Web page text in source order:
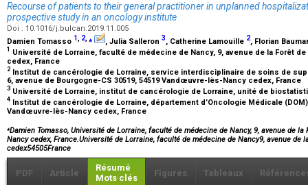
Recourse of patients to their general practitioner in unplanned
prospective study in an oncology institute
Doi : 10.1016/j.bulcan.2019.11.005
Damien Tomasso 1, 2,⁎ , Julia Salleron 3, Catherine Lamouille 2, Florian
1 Université de Lorraine, faculté de médecine de Nancy, 9, avenue de la Forêt de
cedex, France
2 Institut de cancérologie de Lorraine, service interdisciplinaire de soins de
6, avenue de Bourgogne-CS 30519, 54519 Vandœuvre-lès-Nancy cedex, France
3 Université de Lorraine, institut de cancérologie de Lorraine, unité de
4 Institut de cancérologie de Lorraine, département d’Oncologie Médicale
Vandœuvre-lès-Nancy cedex, France
⁎Damien Tomasso, Université de Lorraine, faculté de médecine de Nancy, 9, avenue de la
Nancy cedex, France.Université de Lorraine, faculté de médecine de Nancy9, avenue de
cedex54505France
PDF Article
Résumé
Mots clés
Figures Tableaux